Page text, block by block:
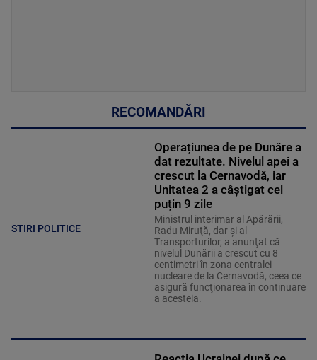
RECOMANDĂRI
STIRI POLITICE
Operațiunea de pe Dunăre a
dat rezultate. Nivelul apei a
crescut la Cernavodă, iar
Unitatea 2 a câștigat cel
puțin 9 zile
Ministrul interimar al Apărării,
Radu Miruţă, dar şi al
Transporturilor, a anunţat că
nivelul Dunării a crescut cu 8
centimetri în zona centralei
nucleare de la Cernavodă, ceea ce
asigură funcţionarea în continuare
a acesteia.